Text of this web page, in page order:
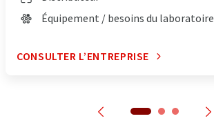
Équipement / besoins du laboratoire
CONSULTER L’ENTREPRISE